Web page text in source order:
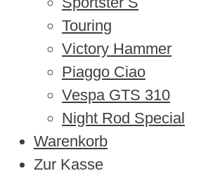
Touring
Victory Hammer
Piaggo Ciao
Vespa GTS 310
Night Rod Special
Warenkorb
Zur Kasse